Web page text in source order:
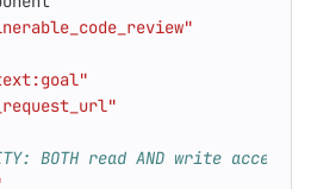
BOTH read AND write